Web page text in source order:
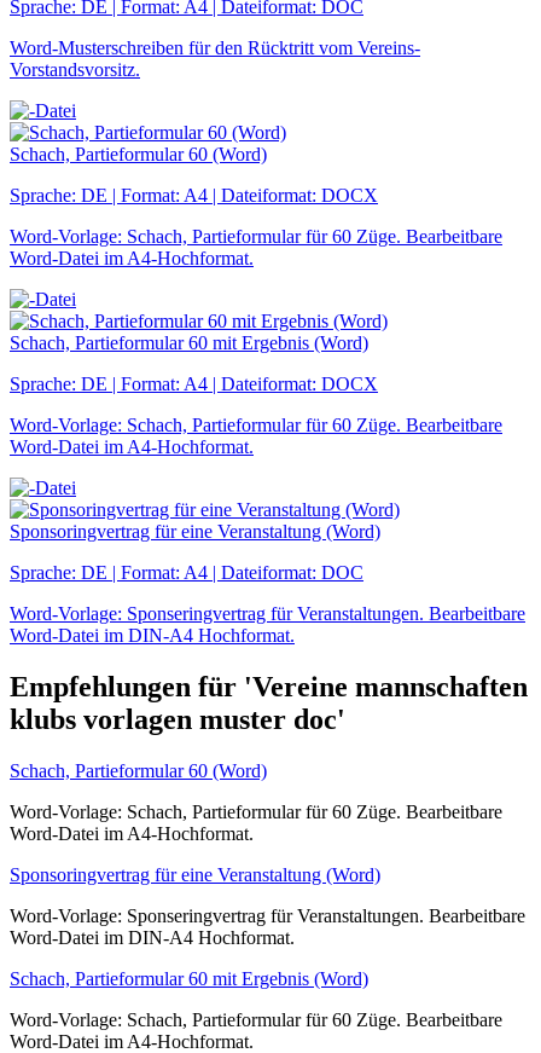
Sprache: DE | Format: A4 | Dateiformat: DOC
Word-Musterschreiben für den Rücktritt vom Vereins-
Vorstandsvorsitz.
Schach, Partieformular 60 (Word)
Sprache: DE | Format: A4 | Dateiformat: DOCX
Word-Vorlage: Schach, Partieformular für 60 Züge. Bearbeitbare
Word-Datei im A4-Hochformat.
Schach, Partieformular 60 mit Ergebnis (Word)
Sprache: DE | Format: A4 | Dateiformat: DOCX
Word-Vorlage: Schach, Partieformular für 60 Züge. Bearbeitbare
Word-Datei im A4-Hochformat.
Sponsoringvertrag für eine Veranstaltung (Word)
Sprache: DE | Format: A4 | Dateiformat: DOC
Word-Vorlage: Sponseringvertrag für Veranstaltungen. Bearbeitbare
Word-Datei im DIN-A4 Hochformat.
Empfehlungen für 'Vereine mannschaften
klubs vorlagen muster doc'
Schach, Partieformular 60 (Word)
Word-Vorlage: Schach, Partieformular für 60 Züge. Bearbeitbare
Word-Datei im A4-Hochformat.
Sponsoringvertrag für eine Veranstaltung (Word)
Word-Vorlage: Sponseringvertrag für Veranstaltungen. Bearbeitbare
Word-Datei im DIN-A4 Hochformat.
Schach, Partieformular 60 mit Ergebnis (Word)
Word-Vorlage: Schach, Partieformular für 60 Züge. Bearbeitbare
Word-Datei im A4-Hochformat.